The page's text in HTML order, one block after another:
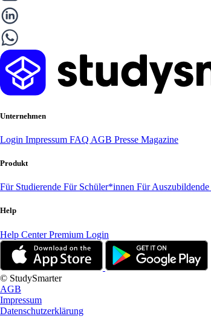
Unternehmen
Login Impressum FAQ AGB Presse Magazine
Produkt
Für Studierende Für Schüler*innen Für Auszubildende
Help
Help CenterPremium Login
© StudySmarter
AGB
Impressum
Datenschutzerklärung